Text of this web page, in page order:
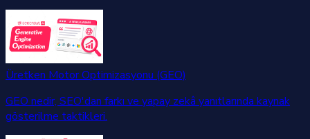
Üretken Motor Optimizasyonu (GEO)
GEO nedir, SEO'dan farkı ve yapay zekâ yanıtlarında kaynak
gösterilme taktikleri.